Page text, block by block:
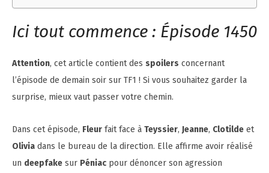
Ici tout commence : Épisode 1450
Attention, cet article contient des spoilers concernant
l’épisode de demain soir sur TF1 ! Si vous souhaitez garder la
surprise, mieux vaut passer votre chemin.
Dans cet épisode, Fleur fait face à Teyssier, Jeanne, Clotilde et
Olivia dans le bureau de la direction. Elle affirme avoir réalisé
un deepfake sur Péniac pour dénoncer son agression